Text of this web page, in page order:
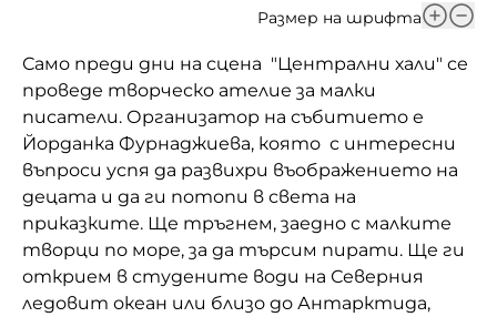
Питаме Ви
До ре ми
Размер на шрифта
Само преди дни на сцена "Централни хали" се
проведе творческо ателие за малки
писатели. Организатор на събитието е
Йорданка Фурнаджиева, която с интересни
въпроси успя да развихри въображението на
децата и да ги потопи в света на
приказките. Ще тръгнем, заедно с малките
твoрци по море, за да търсим пирати. Ще ги
открием в студените води на Северния
ледовит океан или близо до Антарктида,